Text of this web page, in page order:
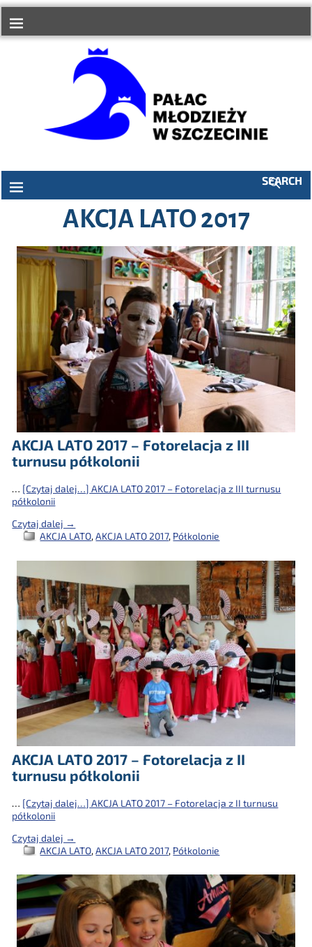
treści
SEARCH
AKCJA LATO 2017
AKCJA LATO 2017 – Fotorelacja z III
turnusu półkolonii
… [Czytaj dalej…] AKCJA LATO 2017 – Fotorelacja z III turnusu
półkolonii
Czytaj dalej →
AKCJA LATO,AKCJA LATO 2017, Półkolonie
AKCJA LATO 2017 – Fotorelacja z II
turnusu półkolonii
… [Czytaj dalej…] AKCJA LATO 2017 – Fotorelacja z II turnusu
półkolonii
Czytaj dalej →
AKCJA LATO,AKCJA LATO 2017, Półkolonie